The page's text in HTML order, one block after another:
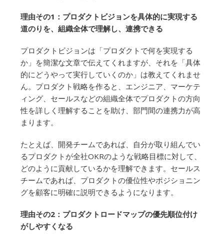
理由その1：プロダクトビジョンを具体的に実現する
道のりを、組織全体で理解し、連携できる
プロダクトビジョンは「プロダクトで何を実現する
か」を簡潔な文章で伝えてくれますが、それを「具体
的にどうやって実行していくのか」は教えてくれませ
ん。プロダクト戦略を作ると、エンジニア、マーケテ
ィング、セールスなどの組織全体でプロダクトの方向
性を詳しく理解することを助け、部門間の連携力が高
まります。
たとえば、開発チームであれば、自分が取り組んでい
るプロダクトが全社OKRのような戦略目標に対して、
どのように貢献しているかを理解できます。セールス
チームであれば、プロダクトの優位性やポジショニン
グを顧客に明確に説明できるようになります。
理由その2：プロダクトロードマップの優先順位付け
がしやすくなる